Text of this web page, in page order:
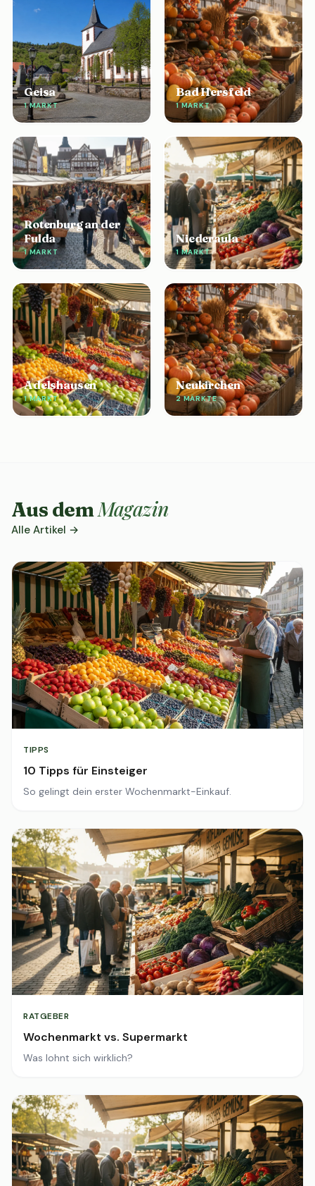
Geisa
1 MARKT
Bad Hersfeld
1 MARKT
Rotenburg an der
Fulda
1 MARKT
Niederaula
1 MARKT
Adelshausen
1 MARKT
Neukirchen
2 MÄRKTE
Aus demMagazin
Alle Artikel →
TIPPS
10 Tipps für Einsteiger
So gelingt dein erster Wochenmarkt-Einkauf.
RATGEBER
Wochenmarkt vs. Supermarkt
Was lohnt sich wirklich?